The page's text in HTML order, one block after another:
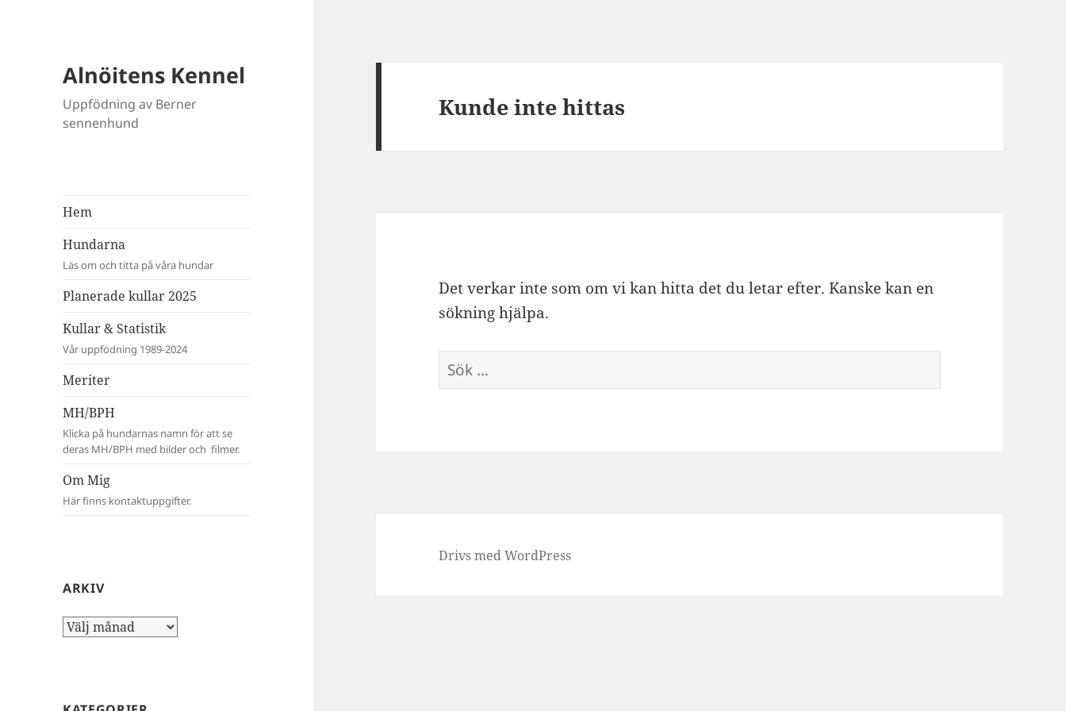
Alnöitens Kennel
Uppfödning av Berner
sennenhund
Hem
Hundarna
Läs om och titta på våra hundar
Planerade kullar 2025
Kullar & Statistik
Vår uppfödning 1989-2024
Meriter
MH/BPH
Klicka på hundarnas namn för att se
deras MH/BPH med bilder och filmer.
Om Mig
Här finns kontaktuppgifter.
ARKIV
Arkiv
Kunde inte hittas
Det verkar inte som om vi kan hitta det du letar efter. Kanske kan en
sökning hjälpa.
Sök
efter:
Drivs med WordPress